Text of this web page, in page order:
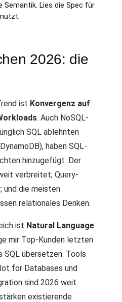
Semantik. Lies die Spec für
2026: die
ist Konvergenz auf
. Auch NoSQL-
SQL ablehnten
haben SQL-
hinzugefügt. Der
verbreitet; Query-
und die meisten
relationales Denken.
ist Natural Language
mir Top-Kunden letzten
SQL übersetzen. Tools
for Databases und
sind 2026 weit
existierende